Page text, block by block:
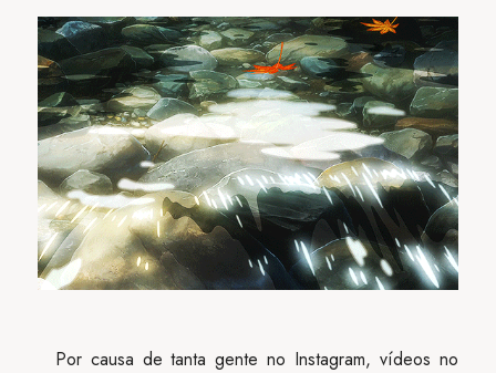
Por causa de tanta gente no Instagram, vídeos no